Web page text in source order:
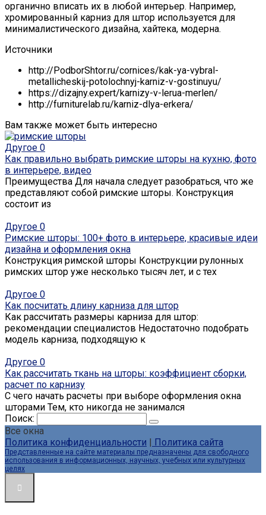
органично вписать их в любой интерьер. Например,
хромированный карниз для штор используется для
минималистического дизайна, хайтека, модерна.
Источники
http://PodborShtor.ru/cornices/kak-ya-vybral-
metallicheskij-potolochnyj-karniz-v-gostinuyu/
https://dizajny.expert/karnizy-v-lerua-merlen/
http://furniturelab.ru/karniz-dlya-erkera/
Вам также может быть интересно
Другое 0
Как правильно выбрать римские шторы на кухню, фото
в интерьере, видео
Преимущества Для начала следует разобраться, что же
представляют собой римские шторы. Конструкция
состоит из
Другое 0
Римские шторы: 100+ фото в интерьере, красивые идеи
дизайна и оформления окна
Конструкция римской шторы Конструкции рулонных
римских штор уже несколько тысяч лет, и с тех
Другое 0
Как посчитать длину карниза для штор
Как рассчитать размеры карниза для штор:
рекомендации специалистов Недостаточно подобрать
модель карниза, подходящую к
Другое 0
Как рассчитать ткань на шторы: коэффициент сборки,
расчет по карнизу
С чего начать расчеты при выборе оформления окна
шторами Тем, кто никогда не занимался
Поиск:
Все окна
Политика конфиденциальности
Политика сайта
Представленные на сайте материалы предназначены для свободного
использования в информационных, научных, учебных или культурных
целях